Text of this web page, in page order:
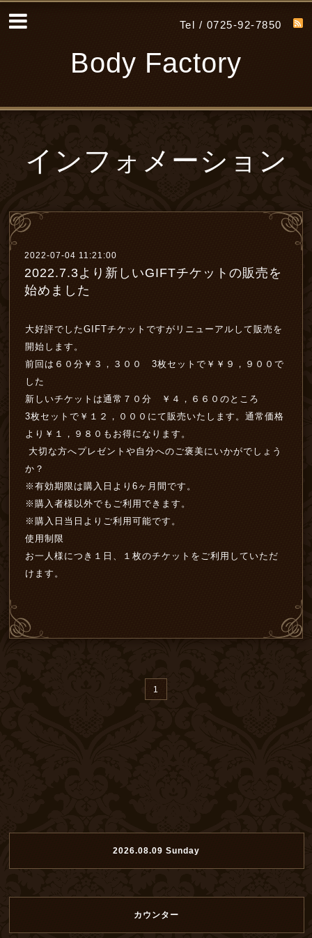
Tel / 0725-92-7850
Body Factory
インフォメーション
2022-07-04 11:21:00
2022.7.3より新しいGIFTチケットの販売を
始めました
大好評でしたGIFTチケットですがリニューアルして販売を
開始します。
前回は６０分￥３，３００ 3枚セットで￥￥９，９００で
した
新しいチケットは通常７０分 ￥４，６６０のところ
3枚セットで￥１２，０００にて販売いたします。通常価格
より￥１，９８０もお得になります。
大切な方へプレゼントや自分へのご褒美にいかがでしょう
か？
※有効期限は購入日より6ヶ月間です。
※購入者様以外でもご利用できます。
※購入日当日よりご利用可能です。
使用制限
お一人様につき１日、１枚のチケットをご利用していただ
けます。
1
2026.08.09 Sunday
カウンター